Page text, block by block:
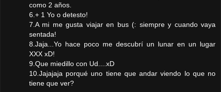
como 2 años.
6.+ 1 Yo o detesto!
7.A mi me gusta viajar en bus (: siempre y cuando vaya
sentada!
8.Jaja...Yo hace poco me descubrí un lunar en un lugar
XXX xD!
9.Que miedillo con Ud....xD
10.Jajajaja porqué uno tiene que andar viendo lo que no
tiene que ver?